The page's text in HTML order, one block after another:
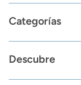
Categorías
Descubre